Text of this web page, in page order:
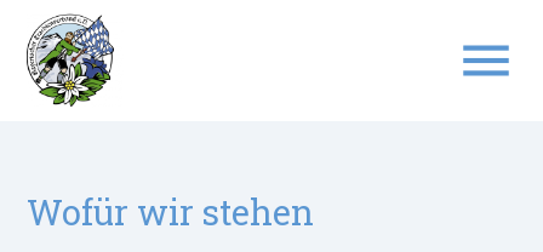
menu
Wofür wir stehen